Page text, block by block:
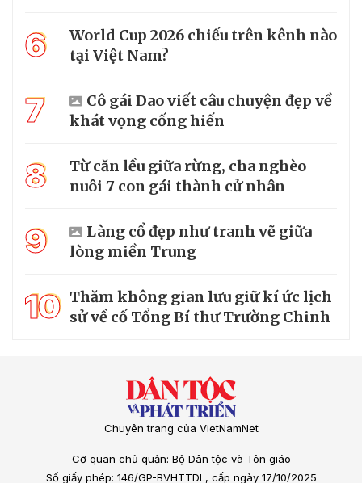
6
World Cup 2026 chiếu trên kênh nào
tại Việt Nam?
7
Cô gái Dao viết câu chuyện đẹp về
khát vọng cống hiến
8
Từ căn lều giữa rừng, cha nghèo
nuôi 7 con gái thành cử nhân
9
Làng cổ đẹp như tranh vẽ giữa
lòng miền Trung
10 Thăm không gian lưu giữ kí ức lịch
sử về cố Tổng Bí thư Trường Chinh
Chuyên trang của VietNamNet
Cơ quan chủ quản: Bộ Dân tộc và Tôn giáo
Số giấy phép: 146/GP-BVHTTDL, cấp ngày 17/10/2025